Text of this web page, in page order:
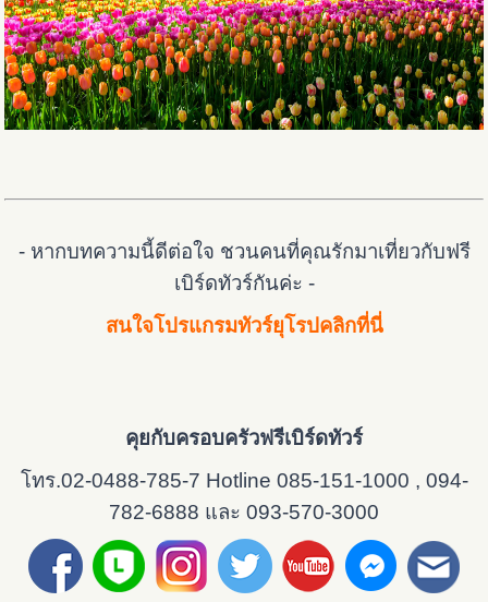
- หากบทความนี้ดีต่อใจ ชวนคนที่คุณรักมาเที่ยวกับฟรี
เบิร์ดทัวร์กันค่ะ -
สนใจโปรแกรมทัวร์ยุโรปคลิกที่นี่
คุยกับครอบครัวฟรีเบิร์ดทัวร์
โทร.02-0488-785-7 Hotline 085-151-1000 , 094-
782-6888 และ 093-570-3000